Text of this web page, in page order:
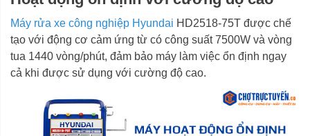
Máy rửa xe công nghiệp Hyundai HD2518-75T được chế
tạo với động cơ cảm ứng từ có công suất 7500W và vòng
tua 1440 vòng/phút, đảm bảo máy làm việc ổn định ngay
cả khi được sử dụng với cường độ cao.